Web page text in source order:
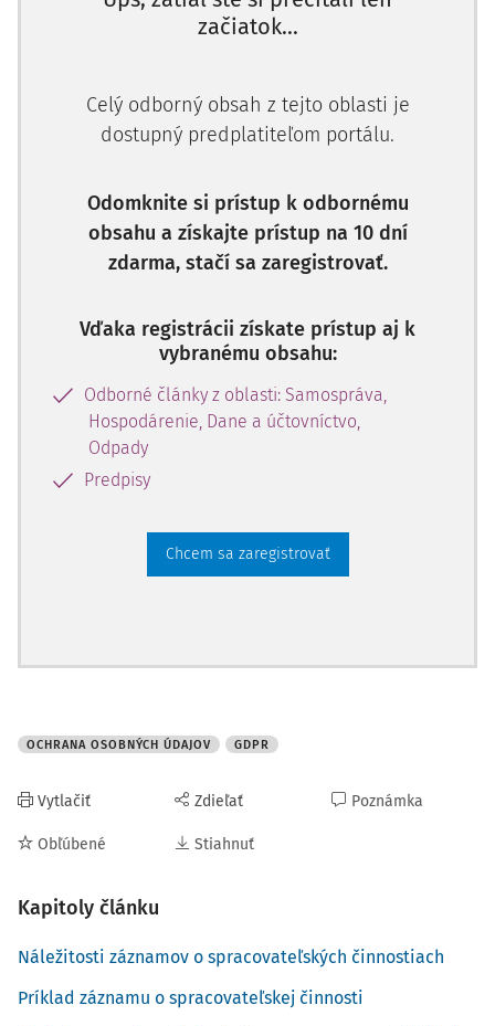
obci. Na základe týchto dokumentov možno pripraviť
ďalšie dokumenty v oblasti ochrany osobných údajov,
spracúvaním osobných údajov.
ochrane osobných údajov a o zmene a doplnení
niektorých zákonov v z. n. p. (ďalej len "predchádzajúci
zákon o ochrane osobných údajov")platnou právnou
úpravou došlo najmä k týmto zmenám:
povinnosť obce viesť záznamy o
začiatok...
Celý odborný obsah z tejto oblasti je
dostupný predplatiteľom portálu.
Odomknite si prístup k odbornému
obsahu a získajte prístup na 10 dní
zdarma, stačí sa zaregistrovať.
Vďaka registrácii získate prístup aj k
vybranému obsahu:
Odborné články z oblasti: Samospráva,
Hospodárenie, Dane a účtovníctvo,
Odpady
Predpisy
Chcem sa zaregistrovať
OCHRANA OSOBNÝCH ÚDAJOV GDPR
Vytlačiť
Obľúbené
Zdieľať
Stiahnuť
Poznámka
Kapitoly článku
Náležitosti záznamov o spracovateľských činnostiach
Príklad záznamu o spracovateľskej činnosti